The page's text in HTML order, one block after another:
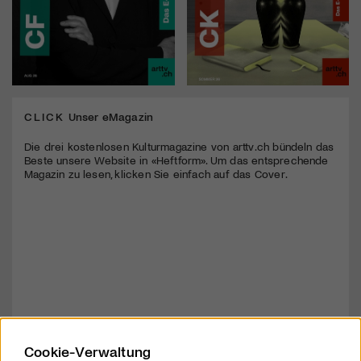
CLICK Unser eMagazin
Die drei kostenlosen Kulturmagazine von arttv.ch bündeln das
Beste unsere Website in «Heftform». Um das entsprechende
Magazin zu lesen, klicken Sie einfach auf das Cover.
Cookie-Verwaltung